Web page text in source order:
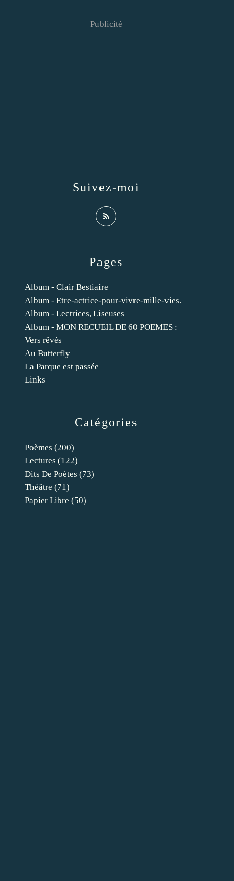
Catégories
Poèmes (200)
Lectures (122)
Dits De Poètes (73)
Théâtre (71)
Papier Libre (50)
Pages
Album - Clair Bestiaire
Album - Etre-actrice-pour-vivre-mille-vies.
Album - Lectrices, Liseuses
Album - MON RECUEIL DE 60 POEMES :
Vers rêvés
Au Butterfly
La Parque est passée
Links
Suivez-moi
Publicité